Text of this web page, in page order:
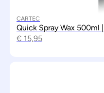
CARTEC
Quick Spray Wax 500ml
€ 15,95